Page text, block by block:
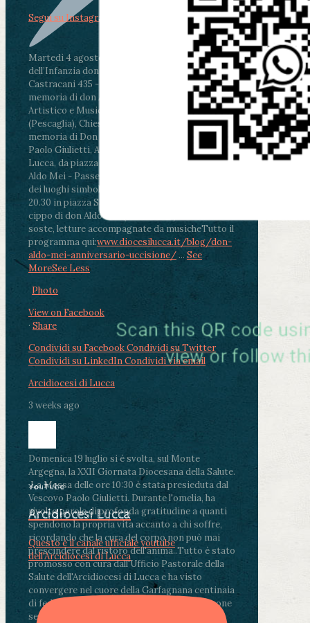
Martedì 4 agosto2026
ore 11:30 - Lucca, Scuola
dell’Infanzia don Aldo Mei - Viale Castruccio
Castracani 435 - Inaugurazione murales in
memoria di don Aldo Mei curato dal Liceo
Artistico e Musicale “Passaglia”
ore 18 - Fiano
(Pescaglia), Chiesa parrocchiale - Messa in
memoria di Don Aldo Mei celebrata da mons.
Paolo Giulietti, Arcivescovo di Lucca
ore 20.30 -
Lucca, da piazza San Michele al Cippo di don
Aldo Mei - Passeggiata della Memoria in alcuni
dei luoghi simbolo della città. Ritrovo alle ore
20.30 in piazza San Michele con conclusione al
cippo di don Aldo Mei (Porta Elisa). Durante le
soste, letture accompagnate da musicheTutto il
programma qui:www.diocesilucca.it/blog/don-
aldo-mei-anniversario-uccisione/ ... See
MoreSee Less
Photo
View on Facebook
· Share
Condividi su FacebookCondividi su Twitter
Condividi su LinkedInCondividi via email
Arcidiocesi di Lucca
3 weeks ago
Domenica 19 luglio si è svolta, sul Monte
Argegna, la XXII Giornata Diocesana della Salute.
.La Messa delle ore 10:30 è stata presieduta dal
Vescovo Paolo Giulietti. Durante l'omelia, ha
rivolto parole di profonda gratitudine a quanti
spendono la propria vita accanto a chi soffre,
ricordando che la cura del corpo non può mai
prescindere dal ristoro dell'anima..Tutto è stato
promosso con cura dall'Ufficio Pastorale della
Salute dell'Arcidiocesi di Lucca e ha visto
convergere nel cuore della Garfagnana centinaia
di fedeli, operatori sanitari, volontari e persone
segnate dalla malattia.
Segui su Instagram
YouTube
Arcidiocesi Lucca
Questo è il canale ufficiale youtube
dell'Arcidiocesi di Lucca